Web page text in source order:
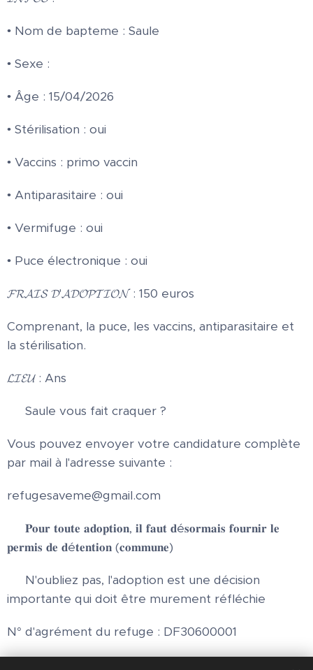
• Nom de bapteme : Saule
• Sexe : ♂
• Âge : 15/04/2026
• Stérilisation : oui
• Vaccins : primo vaccin
• Antiparasitaire : oui
• Vermifuge : oui
• Puce électronique : oui
𝓕𝓡𝓐𝓘𝓢 𝓓'𝓐𝓓𝓞𝓟𝓣𝓘𝓞𝓝 : 150 euros
Comprenant, la puce, les vaccins, antiparasitaire et
la stérilisation.
𝓛𝓘𝓔𝓤 : Ans
💌 Saule vous fait craquer ?
Vous pouvez envoyer votre candidature complète
par mail à l'adresse suivante :
refugesaveme@gmail.com
📝 𝐏𝐨𝐮𝐫 𝐭𝐨𝐮𝐭𝐞 𝐚𝐝𝐨𝐩𝐭𝐢𝐨𝐧, 𝐢𝐥 𝐟𝐚𝐮𝐭 𝐝é𝐬𝐨𝐫𝐦𝐚𝐢𝐬 𝐟𝐨𝐮𝐫𝐧𝐢𝐫 𝐥𝐞
𝐩𝐞𝐫𝐦𝐢𝐬 𝐝𝐞 𝐝é𝐭𝐞𝐧𝐭𝐢𝐨𝐧 (𝐜𝐨𝐦𝐦𝐮𝐧𝐞)
⚠️ N'oubliez pas, l'adoption est une décision
importante qui doit être murement réfléchie
N° d'agrément du refuge : DF30600001